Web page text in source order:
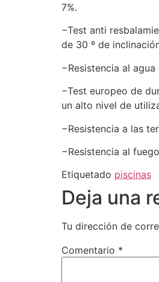
7%.
−Test anti
de 30 º de
−Resistencia al
−Test europeo de
un alto nivel de
−Resistencia a las
−Resistencia al
Etiquetado piscinas
Deja una
Tu dirección de
Comentario *